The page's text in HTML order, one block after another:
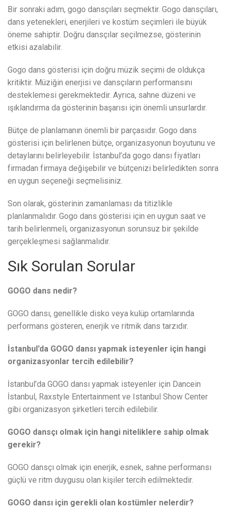
Bir sonraki adım, gogo dansçıları seçmektir. Gogo dansçıları,
dans yetenekleri, enerjileri ve kostüm seçimleri ile büyük
öneme sahiptir. Doğru dansçılar seçilmezse, gösterinin
etkisi azalabilir.
Gogo dans gösterisi için doğru müzik seçimi de oldukça
kritiktir. Müziğin enerjisi ve dansçıların performansını
desteklemesi gerekmektedir. Ayrıca, sahne düzeni ve
ışıklandırma da gösterinin başarısı için önemli unsurlardır.
Bütçe de planlamanın önemli bir parçasıdır. Gogo dans
gösterisi için belirlenen bütçe, organizasyonun boyutunu ve
detaylarını belirleyebilir. İstanbul’da gogo dansı fiyatları
firmadan firmaya değişebilir ve bütçenizi belirledikten sonra
en uygun seçeneği seçmelisiniz.
Son olarak, gösterinin zamanlaması da titizlikle
planlanmalıdır. Gogo dans gösterisi için en uygun saat ve
tarih belirlenmeli, organizasyonun sorunsuz bir şekilde
gerçekleşmesi sağlanmalıdır.
Sık Sorulan Sorular
GOGO dans nedir?
GOGO dansı, genellikle disko veya kulüp ortamlarında
performans gösteren, enerjik ve ritmik dans tarzıdır.
İstanbul’da GOGO dansı yapmak isteyenler için hangi
organizasyonlar tercih edilebilir?
İstanbul’da GOGO dansı yapmak isteyenler için Dancein
İstanbul, Raxstyle Entertainment ve Istanbul Show Center
gibi organizasyon şirketleri tercih edilebilir.
GOGO dansçı olmak için hangi niteliklere sahip olmak
gerekir?
GOGO dansçı olmak için enerjik, esnek, sahne performansı
güçlü ve ritm duygusu olan kişiler tercih edilmektedir.
GOGO dansı için gerekli olan kostümler nelerdir?